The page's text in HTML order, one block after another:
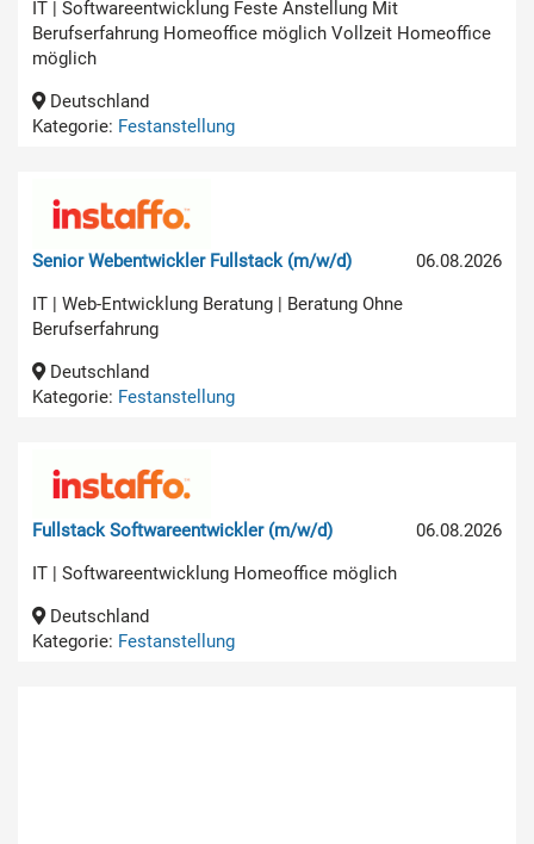
IT | Softwareentwicklung Feste Anstellung Mit
Berufserfahrung Homeoffice möglich Vollzeit Homeoffice
möglich
Deutschland
Kategorie: Festanstellung
06.08.2026
Senior Webentwickler Fullstack (m/w/d)
IT | Web-Entwicklung Beratung | Beratung Ohne
Berufserfahrung
Deutschland
Kategorie: Festanstellung
06.08.2026
Fullstack Softwareentwickler (m/w/d)
IT | Softwareentwicklung Homeoffice möglich
Deutschland
Kategorie: Festanstellung